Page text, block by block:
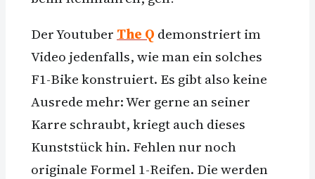
Der Youtuber The Q demonstriert im
Video jedenfalls, wie man ein solches
F1-Bike konstruiert. Es gibt also keine
Ausrede mehr: Wer gerne an seiner
Karre schraubt, kriegt auch dieses
Kunststück hin. Fehlen nur noch
originale Formel 1-Reifen. Die werden